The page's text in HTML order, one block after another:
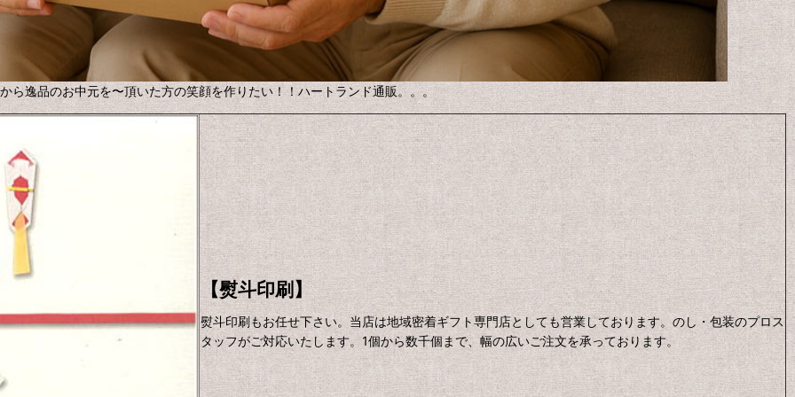
ら逸品のお中元を〜頂いた方の笑顔を作りたい！！ハートランド通販。。。
【熨斗印刷】
熨斗印刷もお任せ下さい。当店は地域密着ギフト専門店としても営業しております。のし・包装のプロス
タッフがご対応いたします。1個から数千個まで、幅の広いご注文を承っております。